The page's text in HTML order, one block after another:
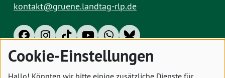
kontakt@gruene.landtag-rlp.de
Impressum Datenschutz Cookies
Cookie-Einstellungen
Hallo! Könnten wir bitte einige zusätzliche Dienste für